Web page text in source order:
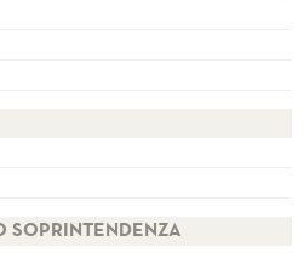
SOPRINTENDENZA